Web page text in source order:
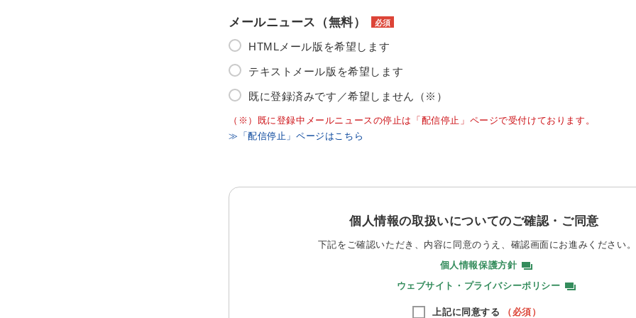
メールニュース（無料） 必須
HTMLメール版を希望します
テキストメール版を希望します
既に登録済みです／希望しません（※）
（※）既に登録中メールニュースの停止は「配信停止」ページで受付けております。
≫「配信停止」ページはこちら
個人情報の取扱いについてのご確認・ご同意
下記をご確認いただき、内容に同意のうえ、 確認画面にお進みください。
個人情報保護方針
ウェブサイト・プライバシーポリシー
上記に同意する （必須）